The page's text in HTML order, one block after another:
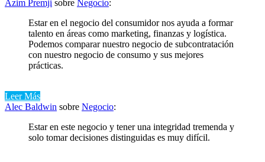
Azim Premji sobre Negocio:
Estar en el negocio del consumidor nos ayuda a formar
talento en áreas como marketing, finanzas y logística.
Podemos comparar nuestro negocio de subcontratación
con nuestro negocio de consumo y sus mejores
prácticas.
Leer Más
Alec Baldwin sobre Negocio:
Estar en este negocio y tener una integridad tremenda y
solo tomar decisiones distinguidas es muy difícil.